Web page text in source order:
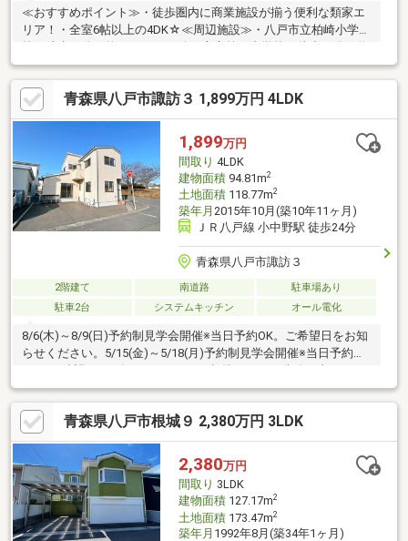
≪おすすめポイント≫・徒歩圏内に商業施設が揃う便利な類家エ
リア！・全室6帖以上の4DK☆≪周辺施設≫・八戸市立柏崎小学
740m）・コープあおもりるいけ店 徒歩6分（約420m）
青森県八戸市諏訪３ 1,899万円 4LDK
1,899万円
間取り 4LDK
建物面積94.81m2
土地面積118.77m2
築年月 2015年10月(築10年11ヶ月)
ＪＲ八戸線 小中野駅 徒歩24分
青森県八戸市諏訪３
2階建て 南道路
駐車場あり
駐車2台
システムキッチン オール電化
8/6(木)～8/9(日)予約制見学会開催※当日予約OK。ご希望日をお知
らせください。5/15(金)～5/18(月)予約制見学会開催※当日予約
OK。ご希望日をお知らせください●標準シロアリ防除工事、クリ
ーニング、鍵交換、雨漏り点検、設備点検【おすすめポイン
ト】・本物件は条件により住宅ローン減税が適用されます。・雨
漏り、構造上主要な部分の欠陥や・腐食、給排水管の故障や漏水
についてお引渡しより２年間保証・シロアリ防除工事施工後5年間
保証・お客様に合わせたローンの組み方や金融機関をご提案。住
宅ローンが初めての方でもお気軽にご相談ください
青森県八戸市根城９ 2,380万円 3LDK
2,380万円
間取り 3LDK
建物面積127.17m2
土地面積173.47m2
築年月 1992年8月(築34年1ヶ月)